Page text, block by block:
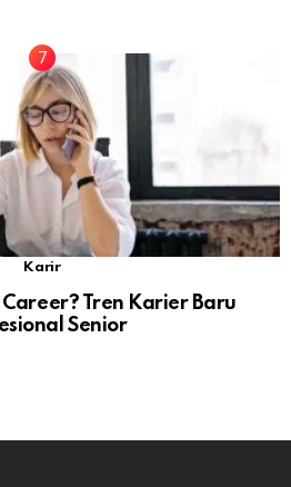
Karir
Tren Karier Baru
Senior